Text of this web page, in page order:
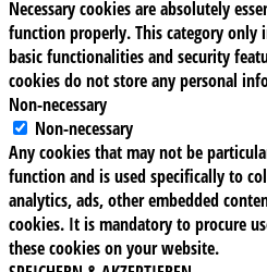
Necessary cookies are absolutely
function properly. This category only
basic functionalities and security
cookies do not store any personal
Non-necessary
Non-necessary
Any cookies that may not be
function and is used specifically to
analytics, ads, other embedded
cookies. It is mandatory to procure
these cookies on your website.